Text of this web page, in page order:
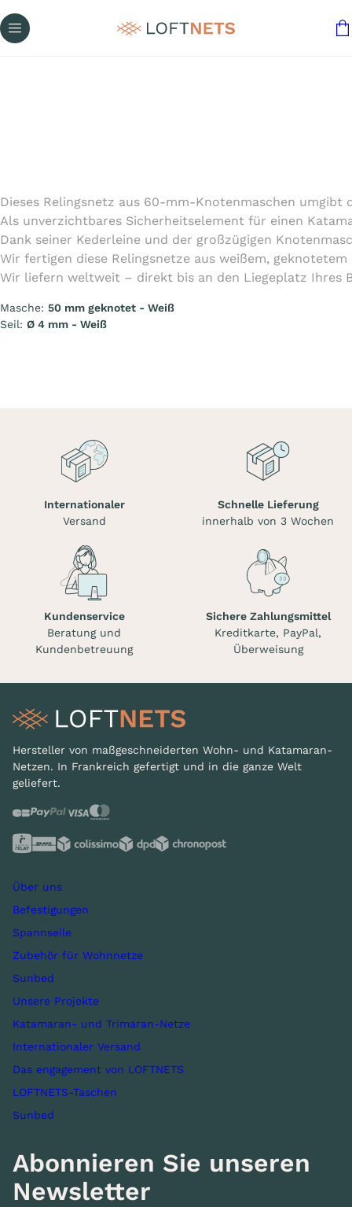
Dieses Relingsnetz aus 60-mm-Knotenmaschen
Als unverzichtbares Sicherheitselement für einen
Dank seiner Kederleine und der großzügigen
Wir fertigen diese Relingsnetze aus weißem,
Wir liefern weltweit – direkt bis an den Liegeplatz Ihres
Masche: 50 mm geknotet - Weiß
Seil: Ø 4 mm - Weiß
Internationaler
Versand
Schnelle Lieferung
innerhalb von 3 Wochen
Kundenservice
Beratung und
Kundenbetreuung
Sichere Zahlungsmittel
Kreditkarte, PayPal,
Überweisung
Hersteller von maßgeschneiderten Wohn- und Katamaran-
Netzen. In Frankreich gefertigt und in die ganze Welt
geliefert.
Über uns
Befestigungen
Spannseile
Zubehör für Wohnnetze
Sunbed
Unsere Projekte
Katamaran- und Trimaran-Netze
Internationaler Versand
Das engagement von LOFTNETS
LOFTNETS-Taschen
Sunbed
Abonnieren Sie unseren
Newsletter